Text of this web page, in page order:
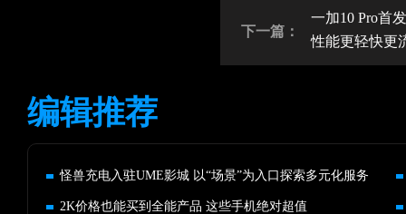
下一篇：
一加10 Pro首
性能更轻快更
编辑推荐
怪兽充电入驻UME影城 以“场景”为入口探索多元化服务
2K价格也能买到全能产品 这些手机绝对超值